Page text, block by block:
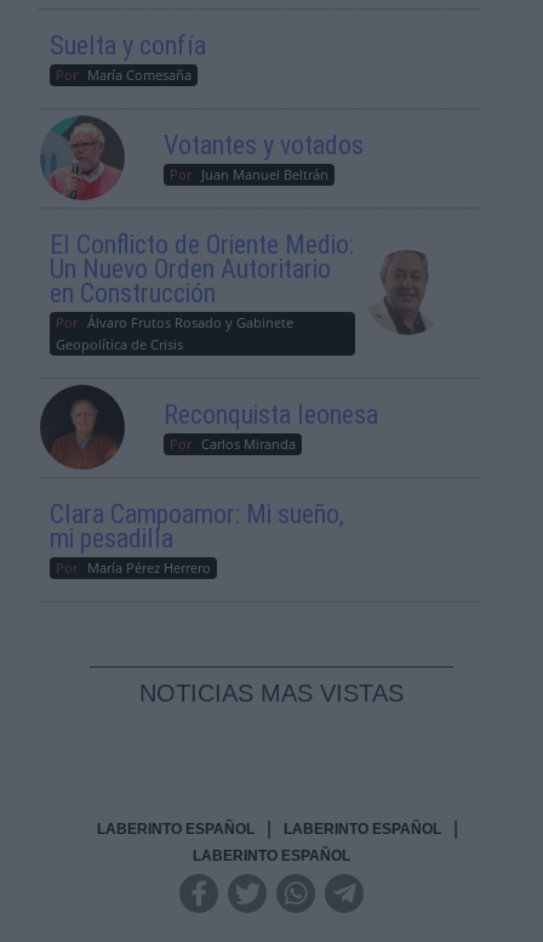
Suelta y confía
Por María Comesaña
Votantes y votados
Por Juan Manuel Beltrán
El Conflicto de Oriente Medio:
Un Nuevo Orden Autoritario
en Construcción
Por Álvaro Frutos Rosado y Gabinete
Geopolítica de Crisis
Reconquista leonesa
Por Carlos Miranda
Clara Campoamor: Mi sueño,
mi pesadilla
Por María Pérez Herrero
NOTICIAS MAS VISTAS
LABERINTO ESPAÑOL LABERINTO ESPAÑOL
LABERINTO ESPAÑOL